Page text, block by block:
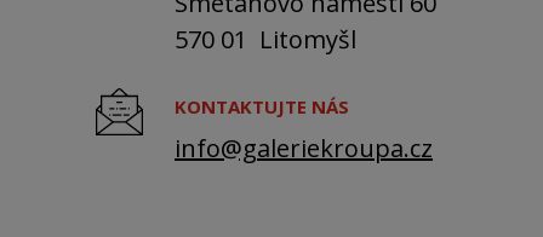
570 01 Litomyšl
KONTAKTUJTE NÁS
info@galeriekroupa.cz